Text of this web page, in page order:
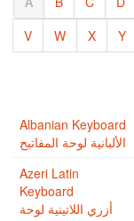
V
W X Y
Albanian Keyboard
الألبانية لوحة المفاتيح
Azeri Latin
Keyboard
أزري اللاتينية لوحة